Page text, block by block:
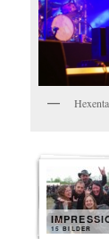
15 BILDER